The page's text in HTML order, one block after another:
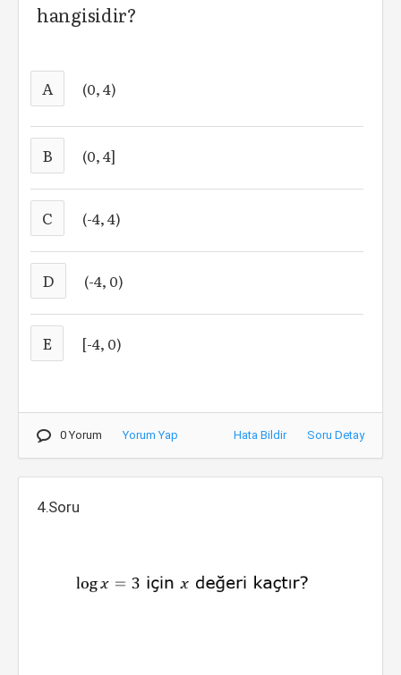
hangisidir?
A (0, 4)
B (0, 4]
C (-4, 4)
D (-4, 0)
E [-4, 0)
0 Yorum Yorum Yap Hata Bildir Soru Detay
4.Soru